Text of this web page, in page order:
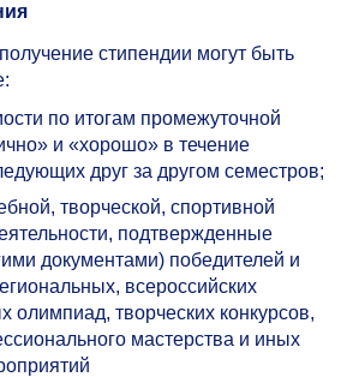
стипендии могут быть
по итогам промежуточной
и «хорошо» в течение
друг за другом семестров;
творческой, спортивной
подтвержденные
документами) победителей и
всероссийских
олимпиад, творческих конкурсов,
мастерства и иных